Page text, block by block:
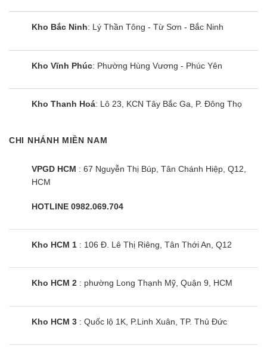
người dùng dễ dàng quan sát và sử dụng.
Bên cạnh đó, máy lạnh Nagakawa này còn được
Dễ dàng bảo dưỡng và lắp đặt
28000BTU nhỏ gọn, lắp đặt chìm, tiết kiệm không
chóng.
dàng để vệ sinh bảo dưỡng vì thế tiết kiệm thời
gian chi phí bảo dưỡng định kỳ cho sản phẩm.
Kho Bắc Ninh: Lý Thần Tông - Từ Sơn - Bắc Ninh
Kho Vĩnh Phúc: Phường Hùng Vương - Phúc Yên
Kho Thanh Hoá: Lô 23, KCN Tây Bắc Ga, P. Đông Thọ
CHI NHÁNH MIỀN NAM
VPGD HCM : 67 Nguyễn Thị Búp, Tân Chánh Hiệp, Q12,
HCM
HOTLINE 0982.069.704
Kho HCM 1 : 106 Đ. Lê Thị Riêng, Tân Thới An, Q12
Kho HCM 2 : phường Long Thạnh Mỹ, Quận 9, HCM
Kho HCM 3 : Quốc lộ 1K, P.Linh Xuân, TP. Thủ Đức